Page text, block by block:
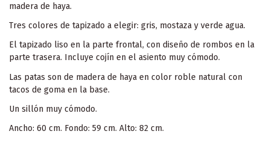
madera de haya.
Tres colores de tapizado a elegir: gris, mostaza y verde agua.
El tapizado liso en la parte frontal, con diseño de rombos en la
parte trasera. Incluye cojín en el asiento muy cómodo.
Las patas son de madera de haya en color roble natural con
tacos de goma en la base.
Un sillón muy cómodo.
Ancho: 60 cm. Fondo: 59 cm. Alto: 82 cm.